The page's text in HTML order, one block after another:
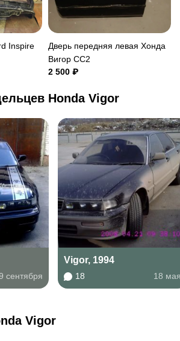
Inspire
Дверь передняя левая Хонда
Вигор СС2
2 500 ₽
Honda Vigor
сентября
Vigor, 1994
18 18
Vigor